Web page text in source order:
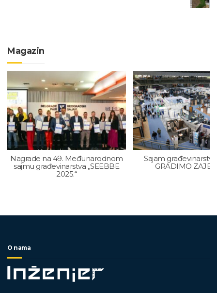
Magazin
Nagrade na 49. Međunarodnom
sajmu građevinarstva „SEEBBE
2025.“
Sajam
GRADIMO
O nama